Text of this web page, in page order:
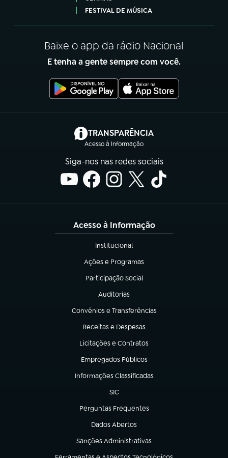
FESTIVAL DE MÚSICA
Baixe o app da rádio Nacional
E tenha a gente sempre com você.
TRANSPARÊNCIA
Acesso à Informação
(abre em nova aba)
Siga-nos nas redes sociais
Acesso à Informação
Institucional
(abre em nova aba)
Ações e Programas
(abre em nova aba)
Participação Social
(abre em nova aba)
Auditorias
(abre em nova aba)
Convênios e Transferências
(abre em nova aba)
Receitas e Despesas
(abre em nova aba)
Licitações e Contratos
(abre em nova aba)
Empregados Públicos
(abre em nova aba)
Informações Classificadas
(abre em nova aba)
SIC
(abre em nova aba)
Perguntas Frequentes
(abre em nova aba)
Dados Abertos
(abre em nova aba)
Sanções Administrativas
(abre em nova aba)